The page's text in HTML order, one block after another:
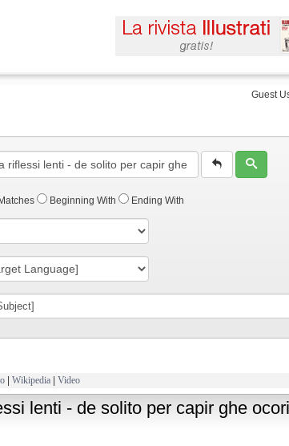
Guest
Beginning With Ending With
| Wikipedia | Video
lenti - de solito per capir ghe